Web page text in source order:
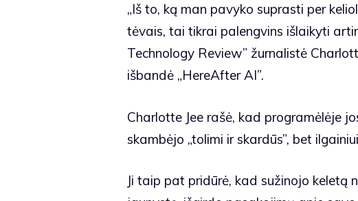
„Iš to, ką man pavyko suprasti per
tėvais, tai tikrai palengvins išlaikyti
Technology Review” žurnalistė
išbandė „HereAfter AI”.
Charlotte Jee rašė, kad programėlėje
skambėjo „tolimi ir skardūs”, bet
Ji taip pat pridūrė, kad sužinojo keletą